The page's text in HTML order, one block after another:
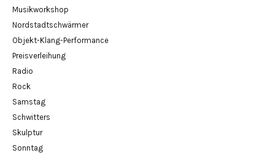
Musikworkshop
Nordstadtschwärmer
Objekt-Klang-Performance
Preisverleihung
Radio
Rock
Samstag
Schwitters
Skulptur
Sonntag